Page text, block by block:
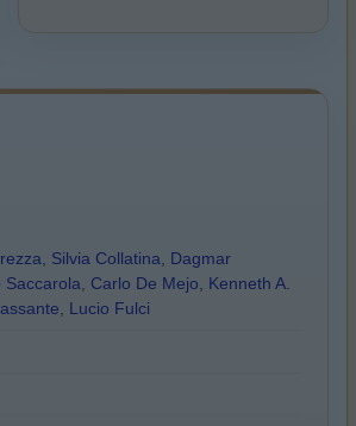
Silvia Collatina
Dagmar
Saccarola Carlo De Mejo
Kenneth A.
Lucio Fulci